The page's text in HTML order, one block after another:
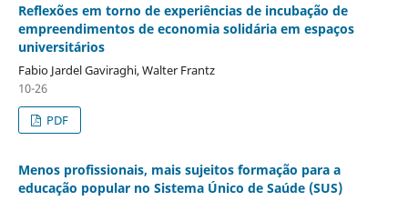
Reflexões em torno de experiências de incubação de
empreendimentos de economia solidária em espaços
universitários
Fabio Jardel Gaviraghi, Walter Frantz
10-26
PDF
Menos profissionais, mais sujeitos formação para a
educação popular no Sistema Único de Saúde (SUS)